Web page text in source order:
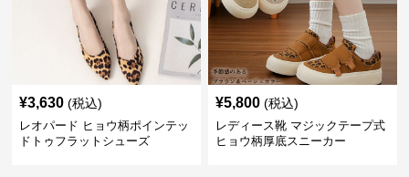
¥3,630 (税込)
レオパード ヒョウ柄ポインテッ
ドトゥフラットシューズ
¥5,800 (税込)
レディース靴 マジックテープ式
ヒョウ柄厚底スニーカー